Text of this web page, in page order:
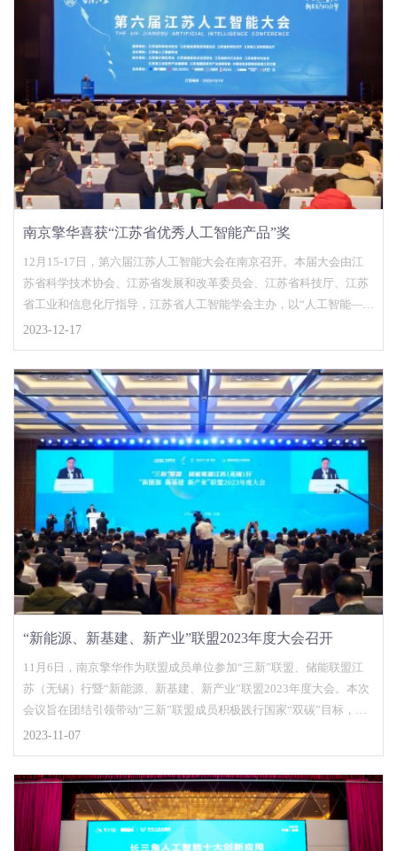
南京擎华喜获“江苏省优秀人工智能产品”奖
12月15-17日，第六届江苏人工智能大会在南京召开。本届大会由江
苏省科学技术协会、江苏省发展和改革委员会、江苏省科技厅、江苏
省工业和信息化厅指导，江苏省人工智能学会主办，以“人工智能——
新质生产力的...
2023-12-17
“新能源、新基建、新产业”联盟2023年度大会召开
11月6日，南京擎华作为联盟成员单位参加“三新”联盟、储能联盟江
苏（无锡）行暨“新能源、新基建、新产业”联盟2023年度大会。本次
会议旨在团结引领带动“三新”联盟成员积极践行国家“双碳”目标，聚
焦“新...
2023-11-07